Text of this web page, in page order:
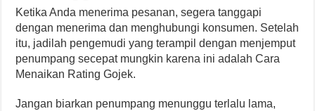
Ketika Anda menerima pesanan, segera tanggapi
dengan menerima dan menghubungi konsumen. Setelah
itu, jadilah pengemudi yang terampil dengan menjemput
penumpang secepat mungkin karena ini adalah Cara
Menaikan Rating Gojek.
Jangan biarkan penumpang menunggu terlalu lama,